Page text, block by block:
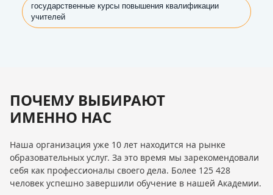
государственные курсы повышения квалификации
учителей
ПОЧЕМУ ВЫБИРАЮТ
ИМЕННО НАС
Наша организация уже 10 лет находится на рынке
образовательных услуг. За это время мы зарекомендовали
себя как профессионалы своего дела. Более 125 428
человек успешно завершили обучение в нашей Академии.